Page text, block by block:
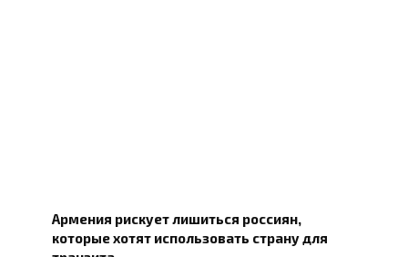
Армения рискует лишиться россиян,
которые хотят использовать страну для